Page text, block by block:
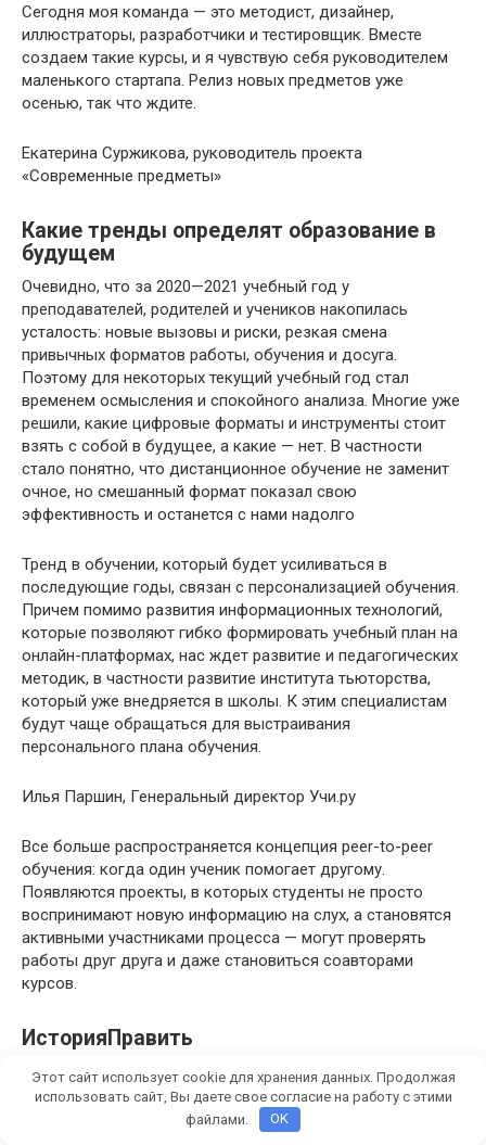
Сегодня моя команда — это методист, дизайнер,
иллюстраторы, разработчики и тестировщик. Вместе
создаем такие курсы, и я чувствую себя руководителем
маленького стартапа. Релиз новых предметов уже
осенью, так что ждите.
Екатерина Суржикова, руководитель проекта
«Современные предметы»
Какие тренды определят образование в
будущем
Очевидно, что за 2020—2021 учебный год у
преподавателей, родителей и учеников накопилась
усталость: новые вызовы и риски, резкая смена
привычных форматов работы, обучения и досуга.
Поэтому для некоторых текущий учебный год стал
временем осмысления и спокойного анализа. Многие уже
решили, какие цифровые форматы и инструменты стоит
взять с собой в будущее, а какие — нет. В частности
стало понятно, что дистанционное обучение не заменит
очное, но смешанный формат показал свою
эффективность и останется с нами надолго
Тренд в обучении, который будет усиливаться в
последующие годы, связан с персонализацией обучения.
Причем помимо развития информационных технологий,
которые позволяют гибко формировать учебный план на
онлайн-платформах, нас ждет развитие и педагогических
методик, в частности развитие института тьюторства,
который уже внедряется в школы. К этим специалистам
будут чаще обращаться для выстраивания
персонального плана обучения.
Илья Паршин, Генеральный директор Учи.ру
Все больше распространяется концепция peer-to-peer
обучения: когда один ученик помогает другому.
Появляются проекты, в которых студенты не просто
воспринимают новую информацию на слух, а становятся
активными участниками процесса — могут проверять
работы друг друга и даже становиться соавторами
курсов.
ИсторияПравить
Английский язык
Этот сайт использует cookie для хранения данных. Продолжая
использовать сайт, Вы даете свое согласие на работу с этими
файлами.
OK